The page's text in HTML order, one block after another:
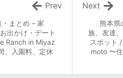
熊本県
族、友達
スポット
moto 〜
Next
まとめ – 家
出かけ・デート
Ranch in Miyaz
、入園料、定休
Prev